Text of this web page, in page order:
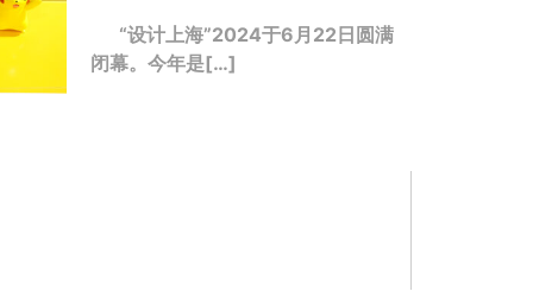
“设计上海”2024于6月22日圆满
闭幕。今年是[…]